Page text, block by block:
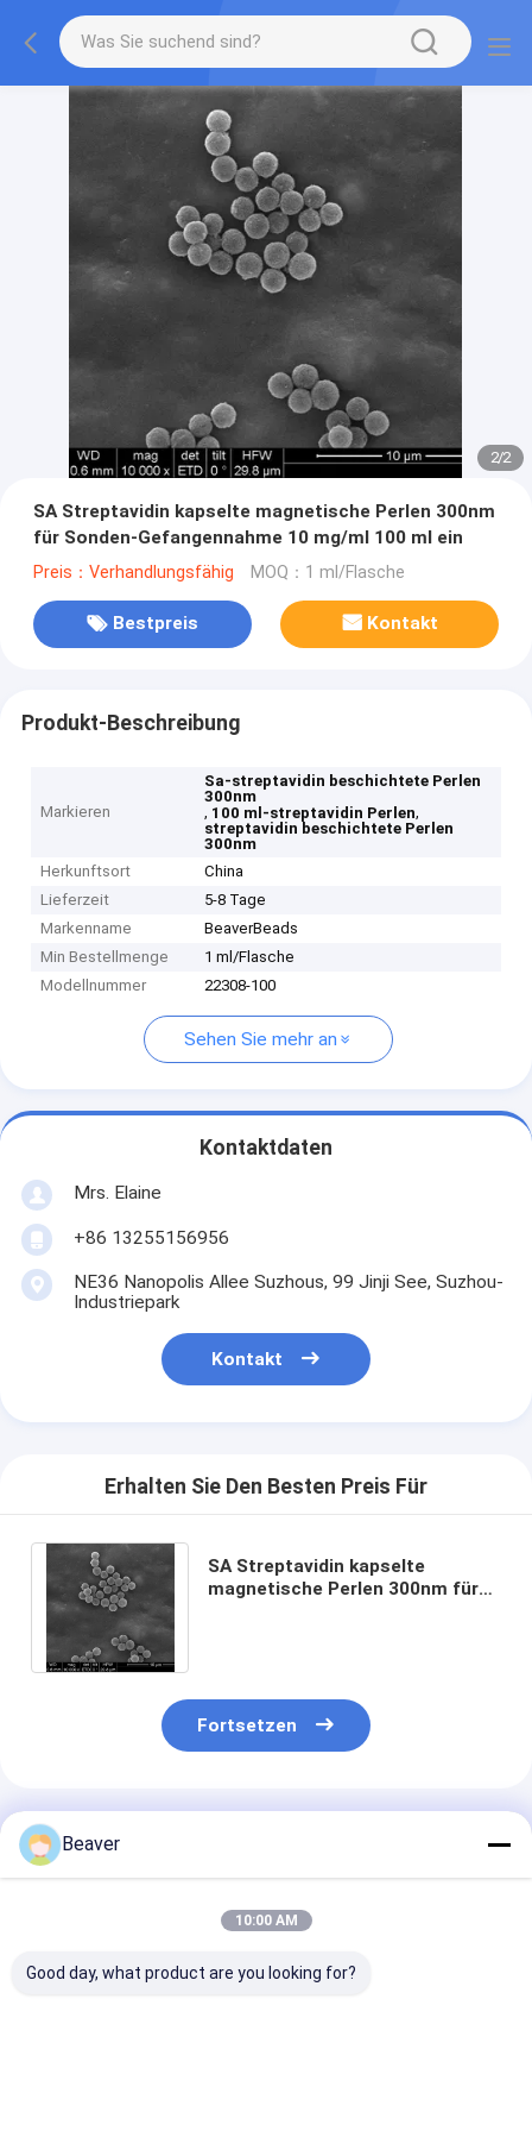
2/2
SA Streptavidin kapselte magnetische Perlen 300nm
für Sonden-Gefangennahme 10 mg/ml 100 ml ein
Preis：Verhandlungsfähig MOQ：1 ml/Flasche
Bestpreis Kontakt
Produkt-Beschreibung
Markieren
Sa-streptavidin beschichtete Perlen
300nm
, 100 ml-streptavidin Perlen,
streptavidin beschichtete Perlen
300nm
Herkunftsort
China
Lieferzeit
5-8 Tage
Markenname
BeaverBeads
Min Bestellmenge
1 ml/Flasche
Modellnummer
22308-100
Sehen Sie mehr an
Kontaktdaten
Mrs. Elaine
+86 13255156956
NE36 Nanopolis Allee Suzhous, 99 Jinji See, Suzhou-
Industriepark
Kontakt
Erhalten Sie Den Besten Preis Für
SA Streptavidin kapselte
magnetische Perlen 300nm für
Fortsetzen
Empfohlene Produkte
Beaver
10:00 AM
Good day, what product are you looking for?